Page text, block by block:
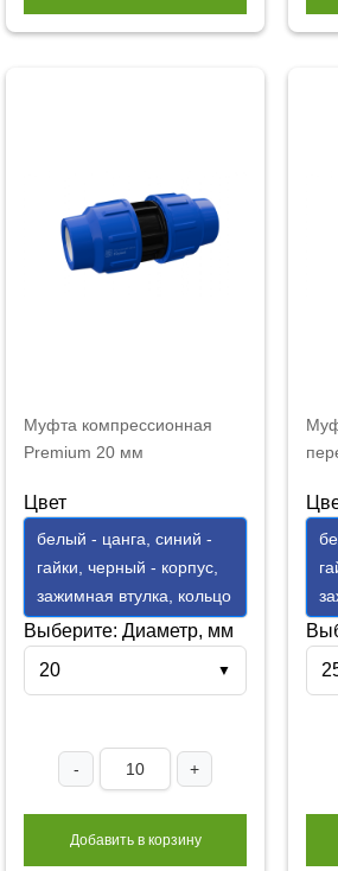
Муфта компрессионная
Premium 20 мм
Цвет
белый - цанга, синий -
гайки, черный - корпус,
зажимная втулка, кольцо
Выберите: Диаметр, мм
20
▼
- +
Добавить в корзину